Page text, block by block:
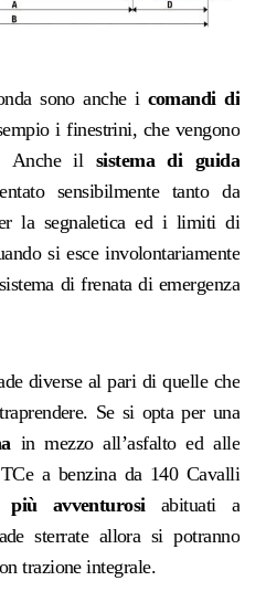
sono anche i comandi di
i finestrini, che vengono
Anche il sistema di guida
sensibilmente tanto da
la segnaletica ed i limiti di
si esce involontariamente
di frenata di emergenza
diverse al pari di quelle che
Se si opta per una
in mezzo all’asfalto ed alle
a benzina da 140 Cavalli
avventurosi abituati a
sterrate allora si potranno
trazione integrale.